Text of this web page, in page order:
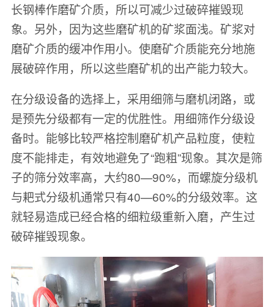
长钢棒作磨矿介质，所以可减少过破碎摧毁现
象。另外，因为这些磨矿机的矿浆面浅。矿浆对
磨矿介质的缓冲作用小。使磨矿介质能充分地施
展破碎作用，所以这些磨矿机的出产能力较大。
在分级设备的选择上，采用细筛与磨机闭路，或
是预先分级都有一定的优胜性。用细筛作分级设
备时。能够比较严格控制磨矿机产品粒度，使粒
度不能排走，有效地避免了“跑粗”现象。其次是筛
子的筛分效率高，大约80—90%，而螺旋分级机
与耙式分级机通常只有40—60%的分级效率。这
就轻易造成已经合格的细粒级重新入磨，产生过
破碎摧毁现象。